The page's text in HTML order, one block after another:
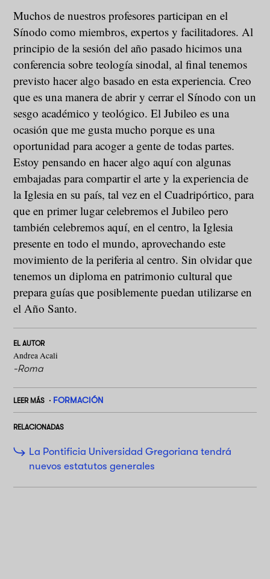
Muchos de nuestros profesores participan en el
Sínodo como miembros, expertos y facilitadores. Al
principio de la sesión del año pasado hicimos una
conferencia sobre teología sinodal, al final tenemos
previsto hacer algo basado en esta experiencia. Creo
que es una manera de abrir y cerrar el Sínodo con un
sesgo académico y teológico. El Jubileo es una
ocasión que me gusta mucho porque es una
oportunidad para acoger a gente de todas partes.
Estoy pensando en hacer algo aquí con algunas
embajadas para compartir el arte y la experiencia de
la Iglesia en su país, tal vez en el Cuadripórtico, para
que en primer lugar celebremos el Jubileo pero
también celebremos aquí, en el centro, la Iglesia
presente en todo el mundo, aprovechando este
movimiento de la periferia al centro. Sin olvidar que
tenemos un diploma en patrimonio cultural que
prepara guías que posiblemente puedan utilizarse en
el Año Santo.
EL AUTOR
Andrea Acali
-Roma
LEER MÁS FORMACIÓN
RELACIONADAS
La Pontificia Universidad Gregoriana tendrá
nuevos estatutos generales